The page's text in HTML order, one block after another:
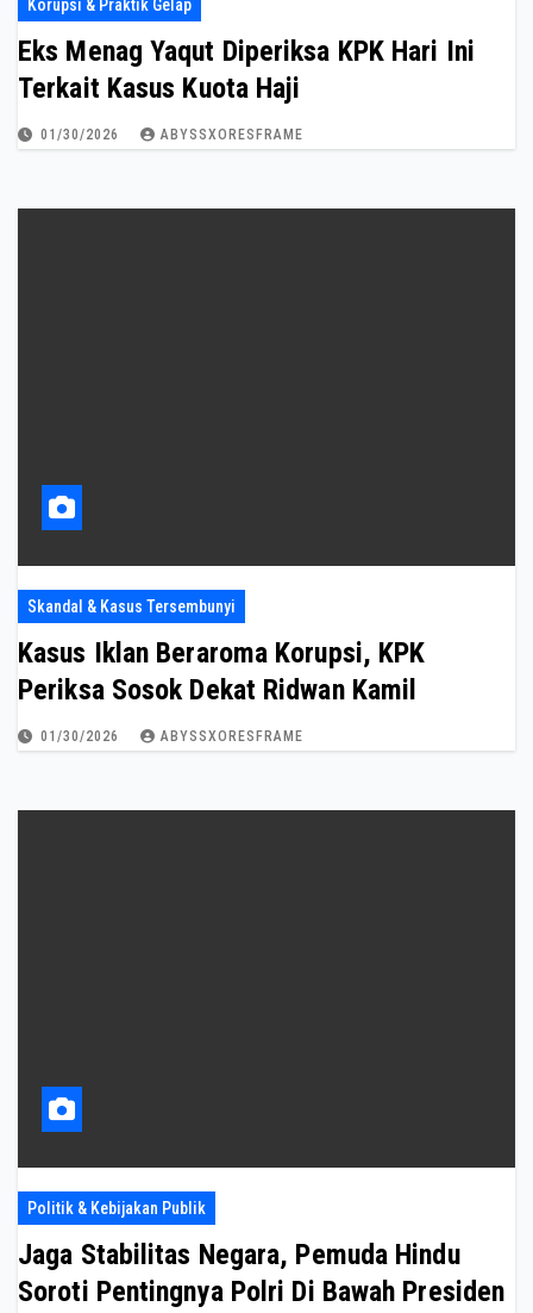
Korupsi & Praktik Gelap
Eks Menag Yaqut Diperiksa KPK Hari Ini
Terkait Kasus Kuota Haji
01/30/2026 ABYSSXORESFRAME
Skandal & Kasus Tersembunyi
Kasus Iklan Beraroma Korupsi, KPK
Periksa Sosok Dekat Ridwan Kamil
01/30/2026 ABYSSXORESFRAME
Politik & Kebijakan Publik
Jaga Stabilitas Negara, Pemuda Hindu
Soroti Pentingnya Polri Di Bawah Presiden